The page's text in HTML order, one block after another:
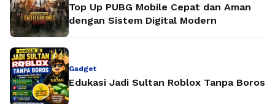
Top Up PUBG Mobile Cepat dan Aman
dengan Sistem Digital Modern
Gadget
Edukasi Jadi Sultan Roblox Tanpa Boros